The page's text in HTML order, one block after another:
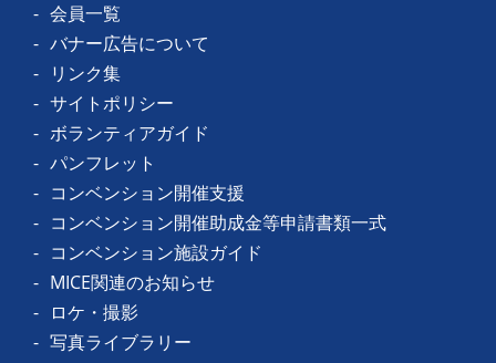
会員一覧
バナー広告について
リンク集
サイトポリシー
ボランティアガイド
パンフレット
コンベンション開催支援
コンベンション開催助成金等申請書類一式
コンベンション施設ガイド
MICE関連のお知らせ
ロケ・撮影
写真ライブラリー